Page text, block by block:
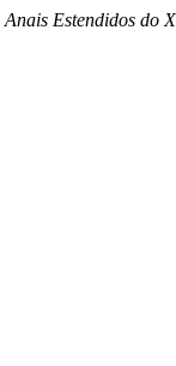
Anais Estendidos do